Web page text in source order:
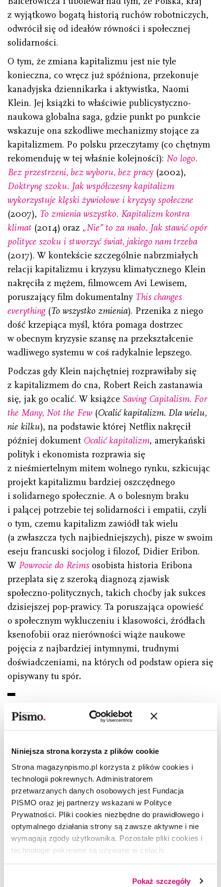
Niniejsza strona korzysta z plików cookie
Strona magazynpismo.pl korzysta z plików cookies i
technologii pokrewnych. Administratorem
przetwarzanych danych osobowych jest Fundacja
PISMO oraz jej partnerzy wskazani w Polityce
Prywatności. Pliki cookies niezbędne do prawidłowego i
optymalnego działania strony są zawsze aktywne i nie
wymagają zgody użytkownika. Pozostałe pliki cookies i
technologie pokrewne są używane w celach:
Pokaż szczegóły
z wyjątkowo bogatą historią ruchów robotniczych,
odwrócił się od ideałów równości i społecznej
solidarności.
O tym, że zmiana kapitalizmu jest nie tyle
konieczna, co wręcz już spóźniona, przekonuje
kanadyjska dziennikarka i aktywistka, Naomi
Klein. Jej książki to właściwie publicystyczno-
naukowa globalna saga, gdzie punkt po punkcie
wskazuje ona szkodliwe mechanizmy stojące za
kapitalizmem. Po polsku przeczytamy (co chętnym
rekomenduję w tej właśnie kolejności): No logo.
Bez przestrzeni, bez wyboru, bez pracy(2002),
Doktrynę szoku. Jak współczesny kapitalizm
wykorzystuje klęski żywiołowe i kryzysy społeczne
(2007), To zmienia wszystko. Kapitalizm kontra
klimat (2014) oraz „Nie” to za mało. Jak stawić opór
polityce szoku i stworzyć świat, jakiego nam trzeba
(2017). W kontekście szczególnie nabrzmiałych
relacji kapitalizmu i kryzysu klimatycznego Klein
nakręciła z mężem, filmowcem Avi Lewisem,
poruszający film dokumentalny This changes
everything (To wszystko zmienia). Przenika z niego
dość krzepiąca myśl, która pomaga dostrzec
w obecnym kryzysie szansę na przekształcenie
wadliwego systemu w coś radykalnie lepszego.
Podczas gdy Klein najchętniej rozprawiłaby się
z kapitalizmem do cna, Robert Reich zastanawia
się, jak go ocalić. W książce Saving Capitalism. For
the Many, Not the Few (Ocalić kapitalizm. Dla wielu,
nie kilku), na podstawie której Netflix nakręcił
później dokument Ocalić kapitalizm, amerykański
polityk i ekonomista rozprawia się
z nieśmiertelnym mitem wolnego rynku, szkicując
projekt kapitalizmu bardziej oszczędnego
i solidarnego społecznie. A o bolesnym braku
i palącej potrzebie tej solidarności i empatii, czyli
o tym, czemu kapitalizm zawiódł tak wielu
(a zwłaszcza tych najbiedniejszych), pisze w swoim
eseju francuski socjolog i filozof, Didier Eribon.
W Powrocie do Reims osobista historia Eribona
przeplata się z szeroką diagnozą zjawisk
społeczno-politycznych, takich choćby jak sukces
dzisiejszej pop-prawicy. Ta poruszająca opowieść
o społecznym wykluczeniu i klasowości, źródłach
ksenofobii oraz nierówności wiąże naukowe
pojęcia z najbardziej intymnymi, trudnymi
doświadczeniami, na których od podstaw opiera się
opisywany tu spór.
który jest rozwiniętą wersją
felietonu, możesz słuchać w kanale
„Pismo do
tekstów z miesięcznika, poezję, podcasty
z cykluPremiera Pisma,Jak naprawić
przyszłość?,prowadzony przez Barbarę
Sowę,Wiersz na poniedziałekautorstwa
Magdaleny Kicińskiej orazŚledztwo Pisma
Znajdziesz nas również w swoich
ulubionychaplikacjach podcastowych:
⋅Google Podcasts